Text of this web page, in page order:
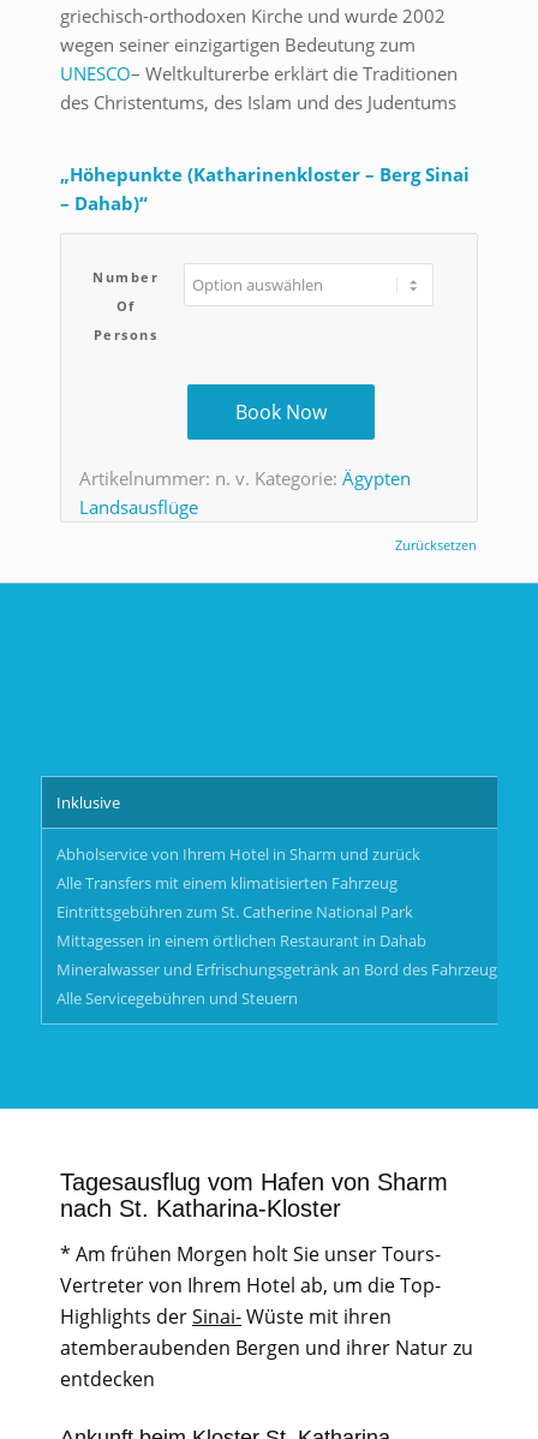
griechisch-orthodoxen Kirche und wurde 2002
wegen seiner einzigartigen Bedeutung zum
UNESCO– Weltkulturerbe erklärt die Traditionen
des Christentums, des Islam und des Judentums
„Höhepunkte (Katharinenkloster – Berg Sinai
– Dahab)“
Number
Of
Persons
Zurücksetzen
Book Now
Artikelnummer: n. v. Kategorie: Ägypten
Landsausflüge
Inklusive
Abholservice von Ihrem Hotel in Sharm und zurück
Alle Transfers mit einem klimatisierten Fahrzeug
Eintrittsgebühren zum St. Catherine National Park
Mittagessen in einem örtlichen Restaurant in Dahab
Mineralwasser und Erfrischungsgetränk an Bord des Fahrzeugs
Alle Servicegebühren und Steuern
Tagesausflug vom Hafen von Sharm
nach St. Katharina-Kloster
* Am frühen Morgen holt Sie unser Tours-
Vertreter von Ihrem Hotel ab, um die Top-
Highlights derSinai-Wüste mit ihren
atemberaubenden Bergen und ihrer Natur zu
entdecken